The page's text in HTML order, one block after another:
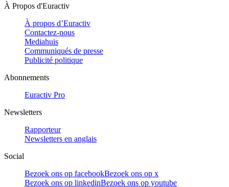
À Propos d'Euractiv
À propos d’Euractiv
Contactez-nous
Mediahuis
Communiqués de presse
Publicité politique
Abonnements
Euractiv Pro
Newsletters
Rapporteur
Newsletters en anglais
Social
Bezoek ons op facebookBezoek ons op x
Bezoek ons op linkedinBezoek ons op youtube